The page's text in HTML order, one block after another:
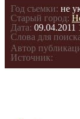
Год съемки: не
Старый город:
Дата: 09.04.2011
Слова для
Автор
Источник: